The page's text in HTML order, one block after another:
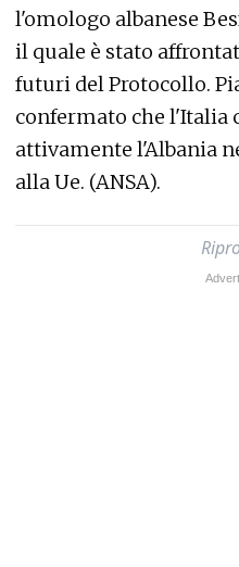
l'omologo albanese
il quale è stato
futuri del Protocollo.
confermato che l'Italia
attivamente l'Albania
alla Ue. (ANSA).